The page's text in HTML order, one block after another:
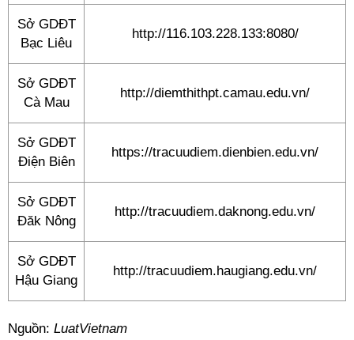
Sở GDĐT
Bạc Liêu
http://116.103.228.133:8080/
Sở GDĐT
Cà Mau
http://diemthithpt.camau.edu.vn/
Sở GDĐT
Điện Biên
https://tracuudiem.dienbien.edu.vn/
Sở GDĐT
Đăk Nông
http://tracuudiem.daknong.edu.vn/
Sở GDĐT
Hậu Giang
http://tracuudiem.haugiang.edu.vn/
Nguồn: LuatVietnam